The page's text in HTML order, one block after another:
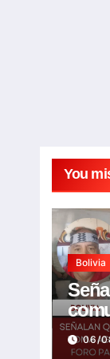
You
Bolivia
06/